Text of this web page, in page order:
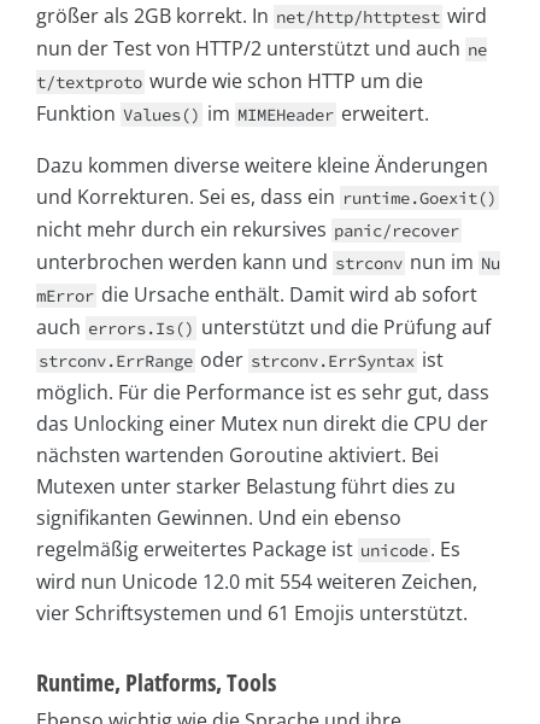
größer als 2GB korrekt. In net/http/httptest wird
nun der Test von HTTP/2 unterstützt und auch ne
t/textproto wurde wie schon HTTP um die
Funktion Values() im MIMEHeader erweitert.
Dazu kommen diverse weitere kleine Änderungen
und Korrekturen. Sei es, dass ein runtime.Goexit()
nicht mehr durch ein rekursives panic/recover
unterbrochen werden kann und strconv nun im Nu
mError die Ursache enthält. Damit wird ab sofort
auch errors.Is() unterstützt und die Prüfung auf
strconv.ErrRange oder strconv.ErrSyntax ist
möglich. Für die Performance ist es sehr gut, dass
das Unlocking einer Mutex nun direkt die CPU der
nächsten wartenden Goroutine aktiviert. Bei
Mutexen unter starker Belastung führt dies zu
signifikanten Gewinnen. Und ein ebenso
regelmäßig erweitertes Package ist unicode. Es
wird nun Unicode 12.0 mit 554 weiteren Zeichen,
vier Schriftsystemen und 61 Emojis unterstützt.
Runtime, Platforms, Tools